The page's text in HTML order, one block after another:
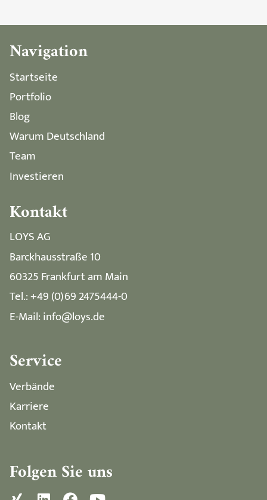
Navigation
Startseite
Portfolio
Blog
Warum Deutschland
Team
Investieren
Kontakt
LOYS AG
Barckhausstraße 10
60325 Frankfurt am Main
Tel.: +49 (0)69 2475444-0
E-Mail: info@loys.de
Service
Verbände
Karriere
Kontakt
Folgen Sie uns